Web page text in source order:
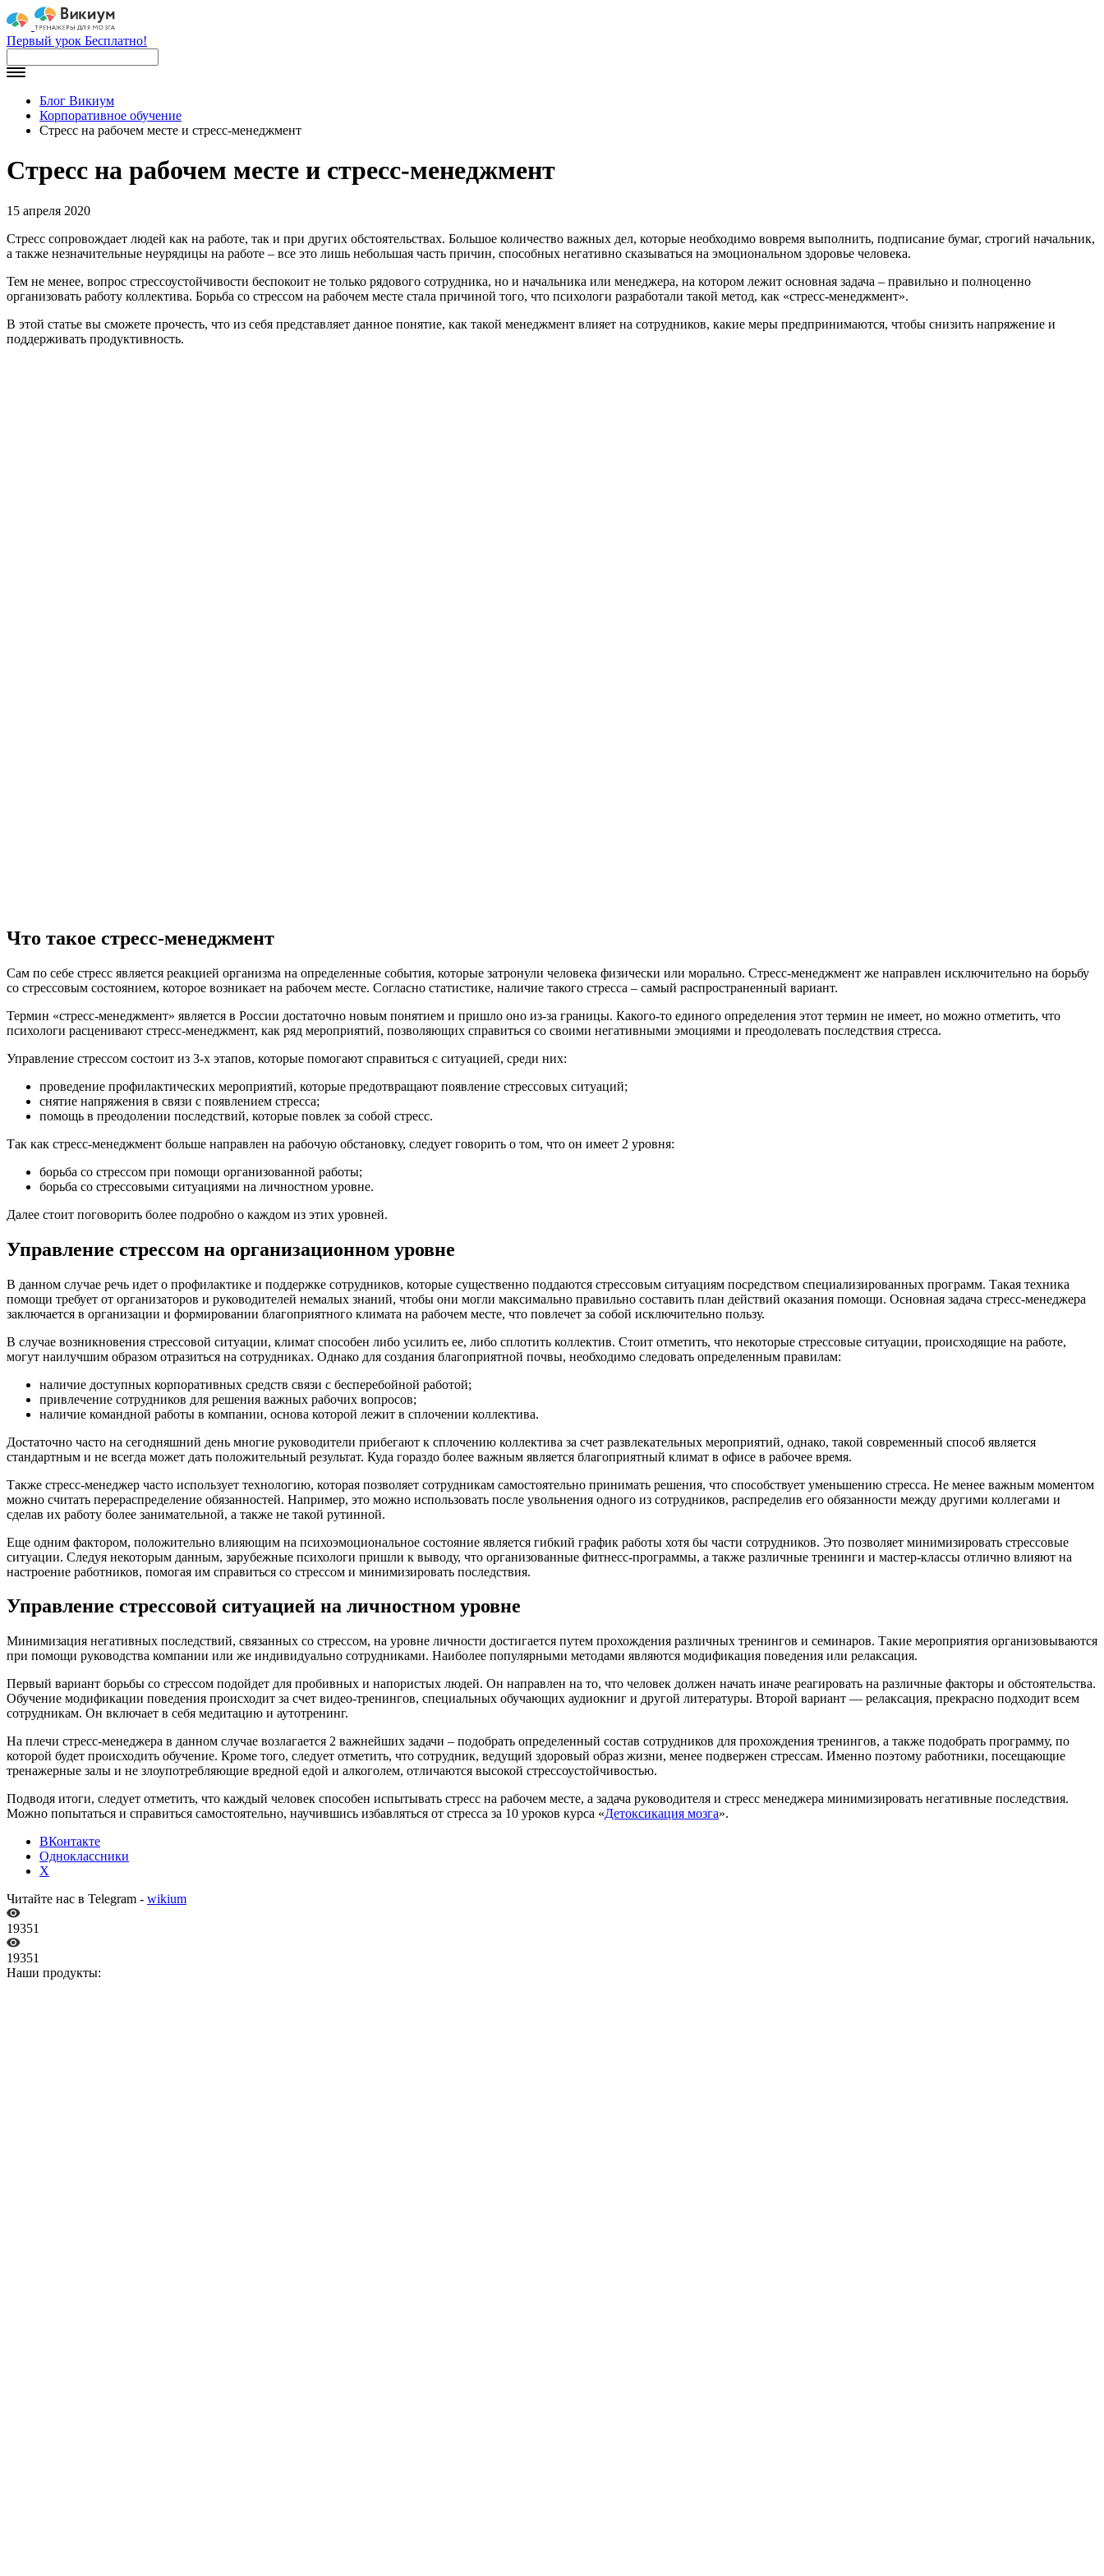
Первый урок Бесплатно!
Блог Викиум
Корпоративное обучение
Стресс на рабочем месте и стресс-менеджмент
Стресс на рабочем месте и стресс-менеджмент
15 апреля 2020
Стресс сопровождает людей как на работе, так и при других обстоятельствах. Большое количество важных дел, которые необходимо вовремя выполнить, подписание бумаг, строгий начальник,
а также незначительные неурядицы на работе – все это лишь небольшая часть причин, способных негативно сказываться на эмоциональном здоровье человека.
Тем не менее, вопрос стрессоустойчивости беспокоит не только рядового сотрудника, но и начальника или менеджера, на котором лежит основная задача – правильно и полноценно
организовать работу коллектива. Борьба со стрессом на рабочем месте стала причиной того, что психологи разработали такой метод, как «стресс-менеджмент».
В этой статье вы сможете прочесть, что из себя представляет данное понятие, как такой менеджмент влияет на сотрудников, какие меры предпринимаются, чтобы снизить напряжение и
поддерживать продуктивность.
Что такое стресс-менеджмент
Сам по себе стресс является реакцией организма на определенные события, которые затронули человека физически или морально. Стресс-менеджмент же направлен исключительно на борьбу
со стрессовым состоянием, которое возникает на рабочем месте. Согласно статистике, наличие такого стресса – самый распространенный вариант.
Термин «стресс-менеджмент» является в России достаточно новым понятием и пришло оно из-за границы. Какого-то единого определения этот термин не имеет, но можно отметить, что
психологи расценивают стресс-менеджмент, как ряд мероприятий, позволяющих справиться со своими негативными эмоциями и преодолевать последствия стресса.
Управление стрессом состоит из 3-х этапов, которые помогают справиться с ситуацией, среди них:
проведение профилактических мероприятий, которые предотвращают появление стрессовых ситуаций;
снятие напряжения в связи с появлением стресса;
помощь в преодолении последствий, которые повлек за собой стресс.
Так как стресс-менеджмент больше направлен на рабочую обстановку, следует говорить о том, что он имеет 2 уровня:
борьба со стрессом при помощи организованной работы;
борьба со стрессовыми ситуациями на личностном уровне.
Далее стоит поговорить более подробно о каждом из этих уровней.
Управление стрессом на организационном уровне
В данном случае речь идет о профилактике и поддержке сотрудников, которые существенно поддаются стрессовым ситуациям посредством специализированных программ. Такая техника
помощи требует от организаторов и руководителей немалых знаний, чтобы они могли максимально правильно составить план действий оказания помощи. Основная задача стресс-менеджера
заключается в организации и формировании благоприятного климата на рабочем месте, что повлечет за собой исключительно пользу.
В случае возникновения стрессовой ситуации, климат способен либо усилить ее, либо сплотить коллектив. Стоит отметить, что некоторые стрессовые ситуации, происходящие на работе,
могут наилучшим образом отразиться на сотрудниках. Однако для создания благоприятной почвы, необходимо следовать определенным правилам:
наличие доступных корпоративных средств связи с бесперебойной работой;
привлечение сотрудников для решения важных рабочих вопросов;
наличие командной работы в компании, основа которой лежит в сплочении коллектива.
Достаточно часто на сегодняшний день многие руководители прибегают к сплочению коллектива за счет развлекательных мероприятий, однако, такой современный способ является
стандартным и не всегда может дать положительный результат. Куда гораздо более важным является благоприятный климат в офисе в рабочее время.
Также стресс-менеджер часто использует технологию, которая позволяет сотрудникам самостоятельно принимать решения, что способствует уменьшению стресса. Не менее важным моментом
можно считать перераспределение обязанностей. Например, это можно использовать после увольнения одного из сотрудников, распределив его обязанности между другими коллегами и
сделав их работу более занимательной, а также не такой рутинной.
Еще одним фактором, положительно влияющим на психоэмоциональное состояние является гибкий график работы хотя бы части сотрудников. Это позволяет минимизировать стрессовые
ситуации. Следуя некоторым данным, зарубежные психологи пришли к выводу, что организованные фитнесс-программы, а также различные тренинги и мастер-классы отлично влияют на
настроение работников, помогая им справиться со стрессом и минимизировать последствия.
Управление стрессовой ситуацией на личностном уровне
Минимизация негативных последствий, связанных со стрессом, на уровне личности достигается путем прохождения различных тренингов и семинаров. Такие мероприятия организовываются
при помощи руководства компании или же индивидуально сотрудниками. Наиболее популярными методами являются модификация поведения или релаксация.
Первый вариант борьбы со стрессом подойдет для пробивных и напористых людей. Он направлен на то, что человек должен начать иначе реагировать на различные факторы и обстоятельства.
Обучение модификации поведения происходит за счет видео-тренингов, специальных обучающих аудиокниг и другой литературы. Второй вариант — релаксация, прекрасно подходит всем
сотрудникам. Он включает в себя медитацию и аутотренинг.
На плечи стресс-менеджера в данном случае возлагается 2 важнейших задачи – подобрать определенный состав сотрудников для прохождения тренингов, а также подобрать программу, по
которой будет происходить обучение. Кроме того, следует отметить, что сотрудник, ведущий здоровый образ жизни, менее подвержен стрессам. Именно поэтому работники, посещающие
тренажерные залы и не злоупотребляющие вредной едой и алкоголем, отличаются высокой стрессоустойчивостью.
Подводя итоги, следует отметить, что каждый человек способен испытывать стресс на рабочем месте, а задача руководителя и стресс менеджера минимизировать негативные последствия.
Можно попытаться и справиться самостоятельно, научившись избавляться от стресса за 10 уроков курса «Детоксикация мозга».
ВКонтакте
Одноклассники
X
Читайте нас в Telegram - wikium
19351
19351
Наши продукты: